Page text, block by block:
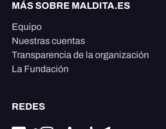
MÁS SOBRE MALDITA.ES
Equipo
Nuestras cuentas
Transparencia de la organización
La Fundación
REDES